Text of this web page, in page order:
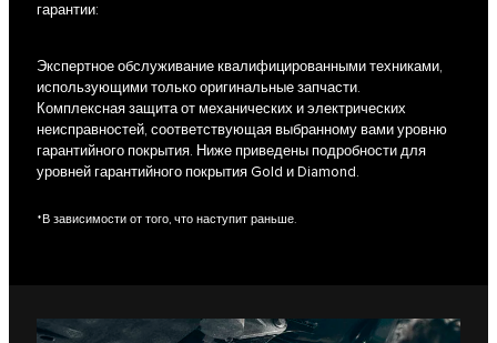
гарантии:
Экспертное обслуживание квалифицированными техниками,
использующими только оригинальные запчасти.
Комплексная защита от механических и электрических
неисправностей, соответствующая выбранному вами уровню
гарантийного покрытия. Ниже приведены подробности для
уровней гарантийного покрытия Gold и Diamond.
*В зависимости от того, что наступит раньше.